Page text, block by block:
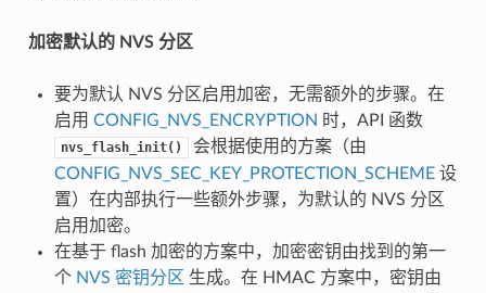
加密默认的 NVS 分区
要为默认 NVS 分区启用加密，无需额外的步骤。在
启用 CONFIG_NVS_ENCRYPTION 时，API 函数
nvs_flash_init()
会根据使用的方案（由
CONFIG_NVS_SEC_KEY_PROTECTION_SCHEME设
置）在内部执行一些额外步骤，为默认的 NVS 分区
启用加密。
在基于 flash 加密的方案中，加密密钥由找到的第一
个 NVS 密钥分区 生成。在 HMAC 方案中，密钥由